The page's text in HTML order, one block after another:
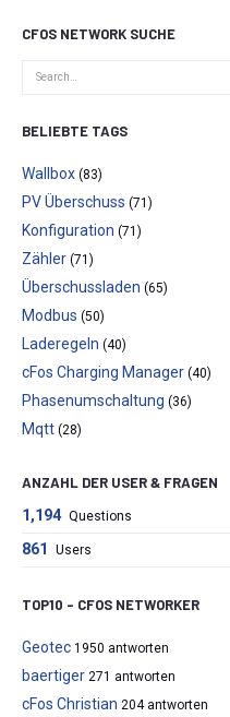
CFOS NETWORK SUCHE
BELIEBTE TAGS
Wallbox (83)
PV Überschuss (71)
Konfiguration (71)
Zähler (71)
Überschussladen (65)
Modbus (50)
Laderegeln (40)
cFos Charging Manager (40)
Phasenumschaltung (36)
Mqtt (28)
ANZAHL DER USER & FRAGEN
1,194 Questions
861 Users
TOP10 – CFOS NETWORKER
Geotec 1950 antworten
baertiger 271 antworten
cFos Christian 204 antworten